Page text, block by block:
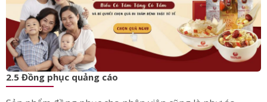
2.5 Đồng phục quảng cáo